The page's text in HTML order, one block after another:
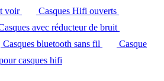
voir
Casques Hifi ouverts
avec réducteur de bruit
Casques bluetooth sans fil
Casque
casques hifi